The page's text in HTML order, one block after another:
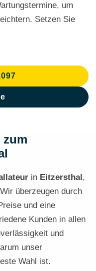
um
Setzen Sie
in Eitzersthal,
überzeugen durch
und eine
Kunden in allen
und
unser
Wahl ist.